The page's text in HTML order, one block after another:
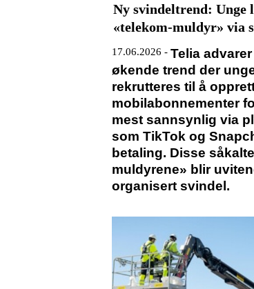
Ny svindeltrend: Unge
«telekom-muldyr» via
17.06.2026 - Telia
økende trend der
rekrutteres til å
mobilabonnementer
mest sannsynlig via
som TikTok og
betaling. Disse
muldyrene» blir
organisert svindel.